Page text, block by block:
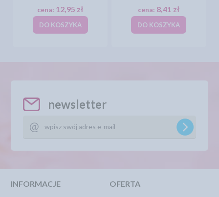
cena: 12,95 zł
DO KOSZYKA
cena: 8,41 zł
DO KOSZYKA
newsletter
INFORMACJE OFERTA